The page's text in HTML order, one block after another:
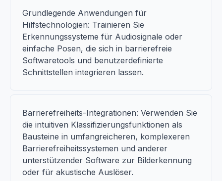
Grundlegende Anwendungen für
Hilfstechnologien: Trainieren Sie
Erkennungssysteme für Audiosignale oder
einfache Posen, die sich in barrierefreie
Softwaretools und benutzerdefinierte
Schnittstellen integrieren lassen.
Barrierefreiheits-Integrationen: Verwenden Sie
die intuitiven Klassifizierungsfunktionen als
Bausteine in umfangreicheren, komplexeren
Barrierefreiheitssystemen und anderer
unterstützender Software zur Bilderkennung
oder für akustische Auslöser.